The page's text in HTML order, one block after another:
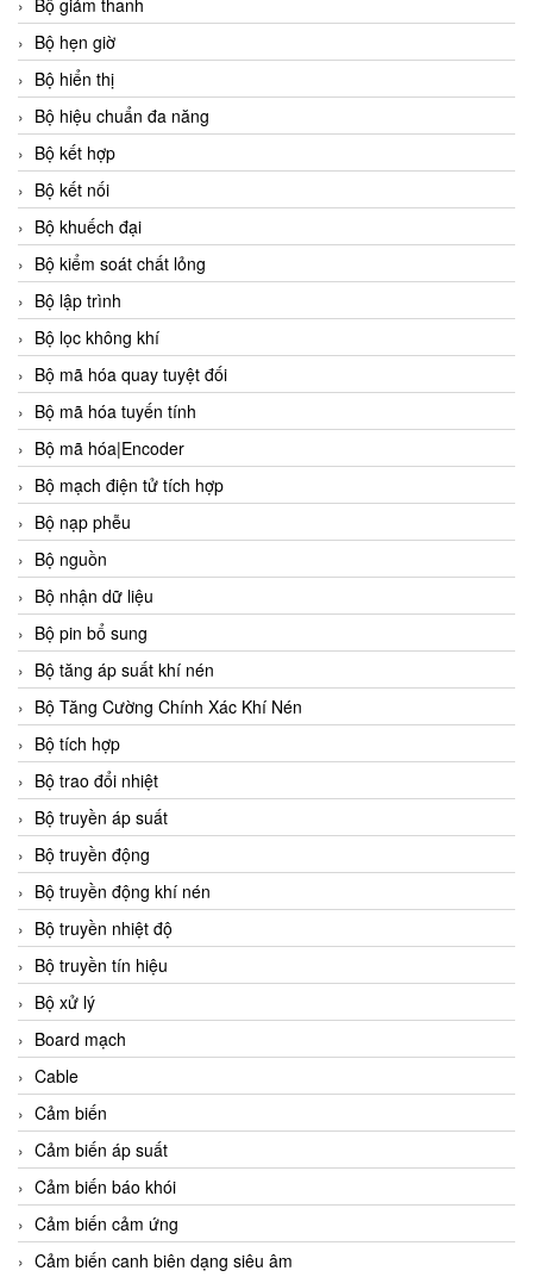
Bộ giảm thanh
Bộ hẹn giờ
Bộ hiển thị
Bộ hiệu chuẩn đa năng
Bộ kết hợp
Bộ kết nối
Bộ khuếch đại
Bộ kiểm soát chất lỏng
Bộ lập trình
Bộ lọc không khí
Bộ mã hóa quay tuyệt đối
Bộ mã hóa tuyến tính
Bộ mã hóa|Encoder
Bộ mạch điện tử tích hợp
Bộ nạp phễu
Bộ nguồn
Bộ nhận dữ liệu
Bộ pin bổ sung
Bộ tăng áp suất khí nén
Bộ Tăng Cường Chính Xác Khí Nén
Bộ tích hợp
Bộ trao đổi nhiệt
Bộ truyền áp suất
Bộ truyền động
Bộ truyền động khí nén
Bộ truyền nhiệt độ
Bộ truyền tín hiệu
Bộ xử lý
Board mạch
Cable
Cảm biến
Cảm biến áp suất
Cảm biến báo khói
Cảm biến cảm ứng
Cảm biến canh biên dạng siêu âm